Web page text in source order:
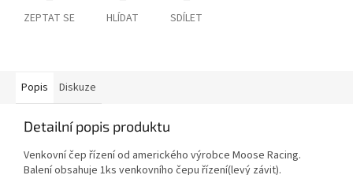
ZEPTAT SE HLÍDAT SDÍLET
Popis Diskuze
Detailní popis produktu
Venkovní čep řízení od amerického výrobce Moose Racing.
Balení obsahuje 1ks venkovního čepu řízení(levý závit).